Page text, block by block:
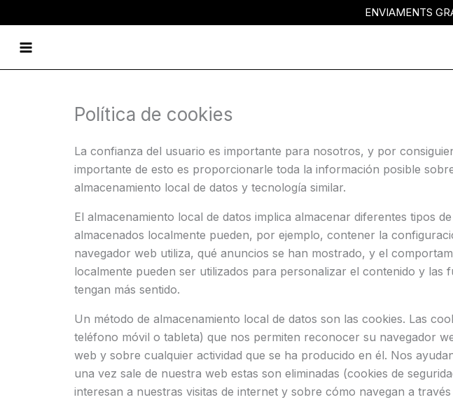
al
contingut
ENVIAMENTS
Main
Menu
Política de cookies
La confianza del usuario es importante para nosotros, y por
importante de esto es proporcionarle toda la información posible
almacenamiento local de datos y tecnología similar.
El almacenamiento local de datos implica almacenar diferentes tipos
almacenados localmente pueden, por ejemplo, contener la
navegador web utiliza, qué anuncios se han mostrado, y el
localmente pueden ser utilizados para personalizar el contenido y
tengan más sentido.
Un método de almacenamiento local de datos son las cookies. Las
teléfono móvil o tableta) que nos permiten reconocer su navegador
web y sobre cualquier actividad que se ha producido en él. Nos
una vez sale de nuestra web estas son eliminadas (cookies de
interesan a nuestras visitas de internet y sobre cómo navegan a